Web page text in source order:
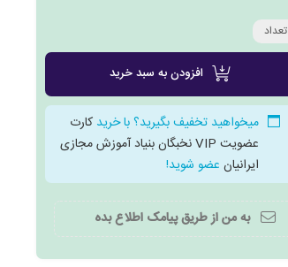
تعداد
افزودن به سبد خرید
میخواهید تخفیف بگیرید؟ با خرید کارت
عضویت VIP نخبگان بنیاد آموزش مجازی
ایرانیان عضو شوید!
به من از طریق پیامک اطلاع بده